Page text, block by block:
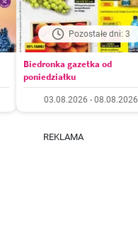
Pozostałe dni: 3
Biedronka gazetka od
poniedziałku
03.08.2026 - 08.08.2026
REKLAMA